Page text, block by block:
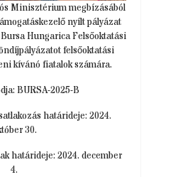
Minisztérium megbízásából
nyílt pályázat
Hungarica Felsőoktatási
felsőoktatási
kívánó fiatalok számára.
BURSA-2025-B
határideje: 2024.
30.
határideje: 2024. december
4.